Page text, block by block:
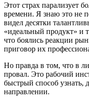
Этот страх парализует
времени. Я знаю это не
видел десятки
«идеальный продукт» и
что боялись реакции
приговор их
Но правда в том, что в
провал. Это рабочий
быстрый способ узнать,
направлении.